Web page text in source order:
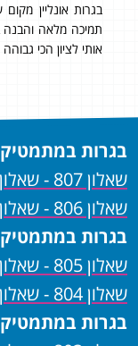
בגרות אונליין
תמיכה מלאה והבנה
אותי לציון הכי
בגרות במתמטיקה - 5
שאלון 807 - שאלון 582
שאלון 806 - שאלון 581
בגרות במתמטיקה - 4
שאלון 805 - שאלון 482
שאלון 804 - שאלון 481
בגרות במתמטיקה - 3